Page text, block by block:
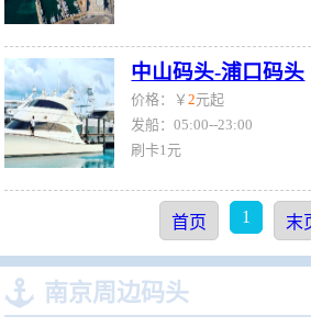
中山码头-浦口码头
价格：￥2元起
发船：05:00--23:00
刷卡1元
首页 1 末
 南京周边码头